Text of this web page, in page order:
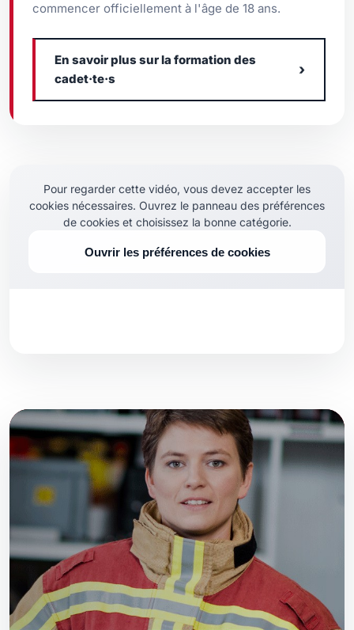
commencer officiellement à l'âge de 18 ans.
En savoir plus sur la formation des
cadet·te·s
›
Pour regarder cette vidéo, vous devez accepter les
cookies nécessaires. Ouvrez le panneau des préférences
de cookies et choisissez la bonne catégorie.
Ouvrir les préférences de cookies